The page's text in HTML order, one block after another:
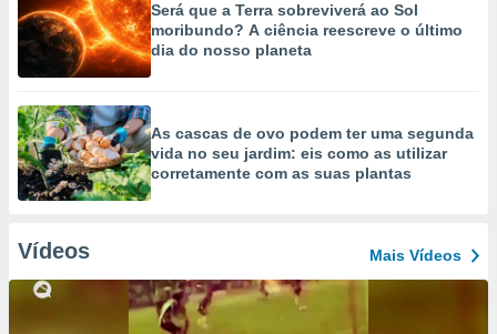
Será que a Terra sobreviverá ao Sol
moribundo? A ciência reescreve o último
dia do nosso planeta
As cascas de ovo podem ter uma segunda
vida no seu jardim: eis como as utilizar
corretamente com as suas plantas
Vídeos Mais Vídeos